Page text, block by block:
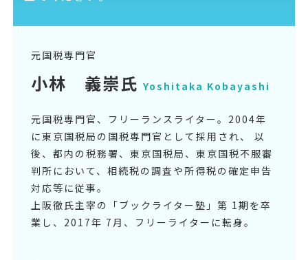
元国税専門官
小林 義崇氏 Yoshitaka Kobayashi
元国税専門官、フリーランスライター。2004年
に東京国税局の国税専門官として採用され、 以
後、都内の税務署、東京国税局、東京国税不服審
判所において、相続税の調査や所得税の確定申告
対応等に従事。
上阪徹氏主宰の「ブックライター塾」第 1期を卒
業し、2017年 7月、フリーライターに転身。